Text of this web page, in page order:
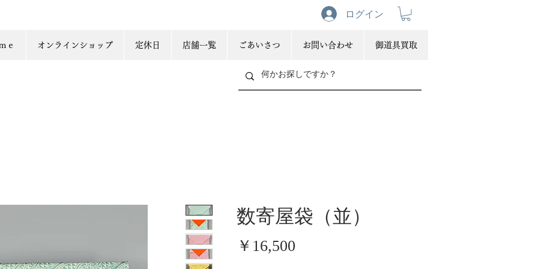
ログイン
ｅ オンラインショップ 定休日 店舗一覧 ごあいさつ お問い合わせ 御道具買取
数寄屋袋（並）
￥16,500